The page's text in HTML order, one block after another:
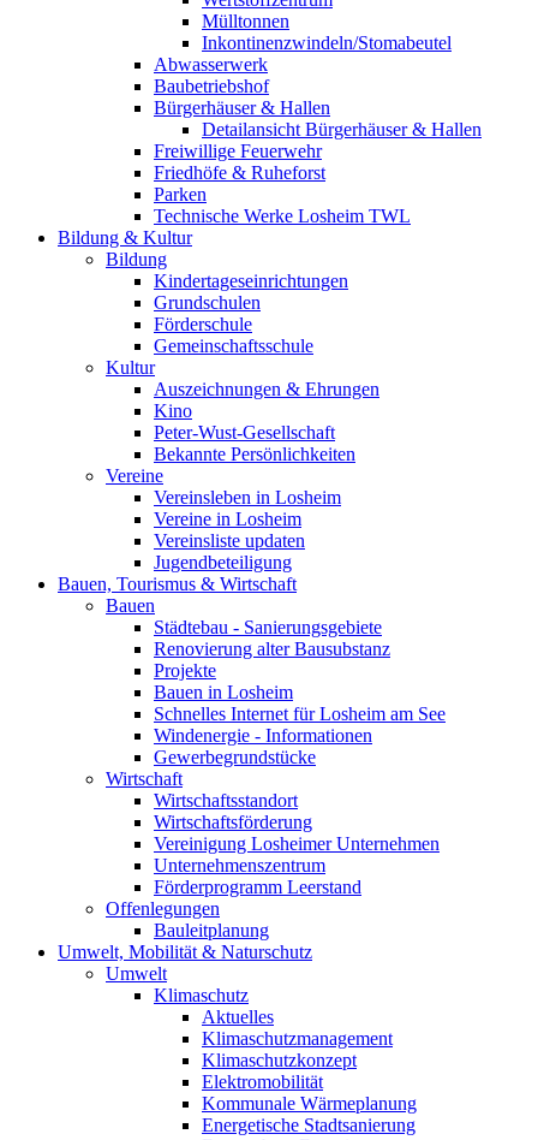
Mülltonnen
Inkontinenzwindeln/Stomabeutel
Abwasserwerk
Baubetriebshof
Bürgerhäuser & Hallen
Detailansicht Bürgerhäuser & Hallen
Freiwillige Feuerwehr
Friedhöfe & Ruheforst
Parken
Technische Werke Losheim TWL
Bildung & Kultur
Bildung
Kindertageseinrichtungen
Grundschulen
Förderschule
Gemeinschaftsschule
Kultur
Auszeichnungen & Ehrungen
Kino
Peter-Wust-Gesellschaft
Bekannte Persönlichkeiten
Vereine
Vereinsleben in Losheim
Vereine in Losheim
Vereinsliste updaten
Jugendbeteiligung
Bauen, Tourismus & Wirtschaft
Bauen
Städtebau - Sanierungsgebiete
Renovierung alter Bausubstanz
Projekte
Bauen in Losheim
Schnelles Internet für Losheim am See
Windenergie - Informationen
Gewerbegrundstücke
Wirtschaft
Wirtschaftsstandort
Wirtschaftsförderung
Vereinigung Losheimer Unternehmen
Unternehmenszentrum
Förderprogramm Leerstand
Offenlegungen
Bauleitplanung
Umwelt, Mobilität & Naturschutz
Umwelt
Klimaschutz
Aktuelles
Klimaschutzmanagement
Klimaschutzkonzept
Elektromobilität
Kommunale Wärmeplanung
Energetische Stadtsanierung